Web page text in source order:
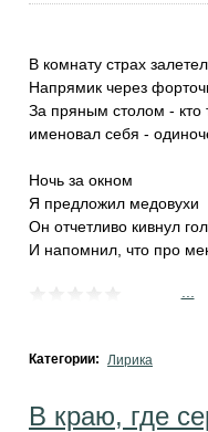
В комнату страх залетел
Напрямик через
За пряным столом - кто
именовал себя -
Ночь за окном
Я предложил медовухи
Он отчетливо кивнул
И напомнил, что про
Категории: Лирика
В краю, где